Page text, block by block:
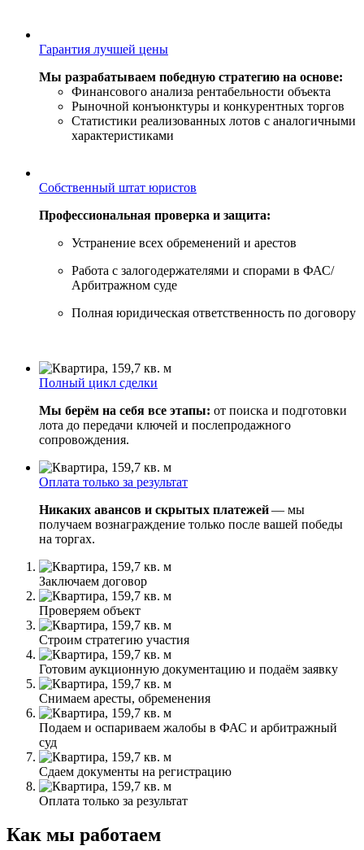
Гарантия лучшей цены
Мы разрабатываем победную стратегию на основе:
Финансового анализа рентабельности объекта
Рыночной конъюнктуры и конкурентных торгов
Статистики реализованных лотов с аналогичными
характеристиками
Собственный штат юристов
Профессиональная проверка и защита:
Устранение всех обременений и арестов
Работа с залогодержателями и спорами в ФАС/
Арбитражном суде
Полная юридическая ответственность по договору
Полный цикл сделки
Мы берём на себя все этапы: от поиска и подготовки
лота до передачи ключей и послепродажного
сопровождения.
Оплата только за результат
Никаких авансов и скрытых платежей— мы
получаем вознаграждение только после вашей победы
на торгах.
Заключаем договор
Проверяем объект
Строим стратегию участия
Готовим аукционную документацию и подаём заявку
Снимаем аресты, обременения
Подаем и оспариваем жалобы в ФАС и арбитражный
суд
Сдаем документы на регистрацию
Оплата только за результат
Как мы работаем